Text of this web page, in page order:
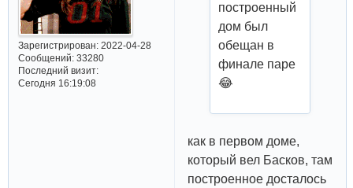
Зарегистрирован: 2022-04-28
Сообщений:33280
Последний визит:
Сегодня 16:19:08
построенный
дом был
обещан в
финале паре
😂
как в первом доме,
который вел Басков, там
построенное досталось